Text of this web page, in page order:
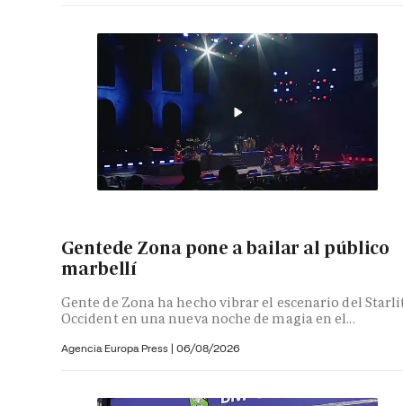
Gentede Zona pone a bailar al público
marbellí
Gente de Zona ha hecho vibrar el escenario del
Occident en una nueva noche de magia en el...
Agencia Europa Press | 06/08/2026